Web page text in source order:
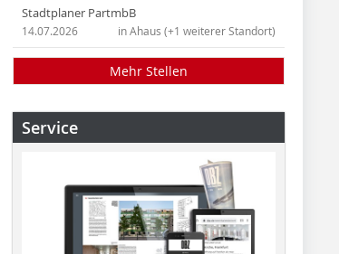
Stadtplaner PartmbB
in Ahaus (+1 weiterer Standort)
14.07.2026
Mehr Stellen
Service